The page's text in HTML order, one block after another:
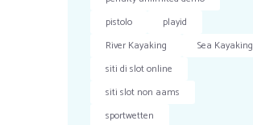
pistolo
playid
River Kayaking
Sea Kayaking
siti di slot online
siti slot non aams
sportwetten